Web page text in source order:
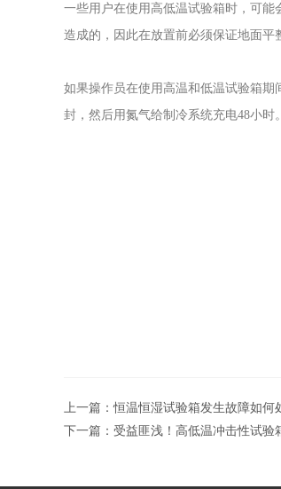
一些用户在使用高低温试验箱时，可
造成的，因此在放置前必须保证地面平
如果操作员在使用高温和低温试验箱
封，然后用氮气给制冷系统充电48小
上一篇：恒温恒湿试验箱发生故障如何
下一篇： 受益匪浅！高低温冲击性试验